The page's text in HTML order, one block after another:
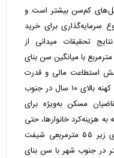
فایل‌های کم‌سن بیشتر است و
سرمایه‌گذاری برای خرید
نتایج تحقیقات میدانی از
آپارتمان‌های کم‌متراژ با متوسط متراژ ۴۸.۶ مترمربع با میانگین سن بنای
استطاعت مالی و قدرت
خرید مردم، آپارتمان‌های کم‌متراژ و عمدتا کهنه بالای ۱۰ سال در جنوب
مسکن به‌ویژه برای
به هزینه‌کرد خانوارها، حتی
خانه اولی‌ها هم به سمت خرید نقلی‌های زیر ۵۵ مترمربعی شیفت
زیرا خرید آپارتمان‌های زیر ۵۰ متر در جنوب شهر با سن بنای